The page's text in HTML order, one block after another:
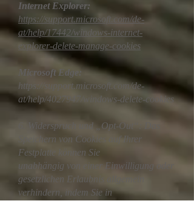
Internet Explorer:
https://support.microsoft.com/de-
at/help/17442/windows-internet-
explorer-delete-manage-cookies
Microsoft Edge:
https://support.microsoft.com/de-
at/help/4027947/windows-delete-cookies
6. Widerspruch und „Opt-Out“: Das
Speichern von Cookies auf Ihrer
Festplatte können Sie
unabhängig von einer Einwilligung oder
gesetzlichen Erlaubnis allgemein
verhindern, indem Sie in